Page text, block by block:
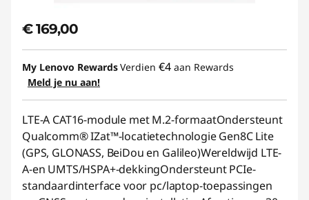
€ 169,00
My Lenovo RewardsVerdien €4 aan Rewards
Meld je nu aan!
LTE-A CAT16-module met M.2-formaatOndersteunt
Qualcomm® IZat™-locatietechnologie Gen8C Lite
(GPS, GLONASS, BeiDou en Galileo)Wereldwijd LTE-
A-en UMTS/HSPA+-dekkingOndersteunt PCIe-
standaardinterface voor pc/laptop-toepassingen